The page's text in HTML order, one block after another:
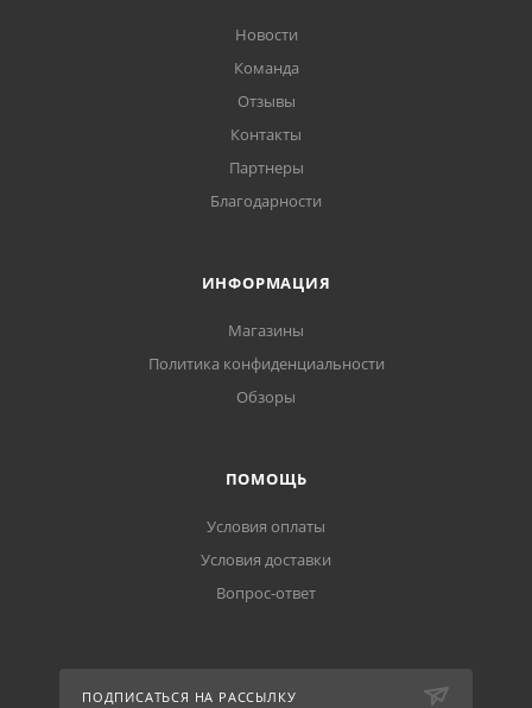
Новости
Команда
Отзывы
Контакты
Партнеры
Благодарности
ИНФОРМАЦИЯ
Магазины
Политика конфиденциальности
Обзоры
ПОМОЩЬ
Условия оплаты
Условия доставки
Вопрос-ответ
ПОДПИСАТЬСЯ НА РАССЫЛКУ